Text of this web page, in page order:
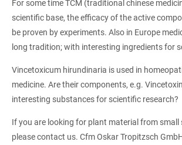
For some time TCM (traditional chinese
scientific base, the efficacy of the active
be proven by experiments. Also in Europe
long tradition; with interesting ingredients for
Vincetoxicum hirundinaria is used in
medicine. Are their components, e.g.
interesting substances for scientific research?
If you are looking for plant material from small
please contact us. Cfm Oskar Tropitzsch